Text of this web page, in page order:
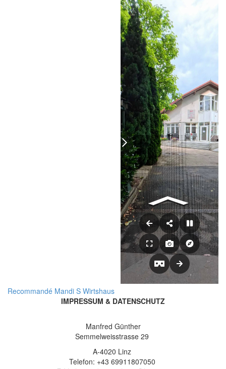
Recommandé Mandi S Wirtshaus
IMPRESSUM & DATENSCHUTZ
Manfred Günther
Semmelweisstrasse 29
A-4020 Linz
Telefon: +43 69911807050